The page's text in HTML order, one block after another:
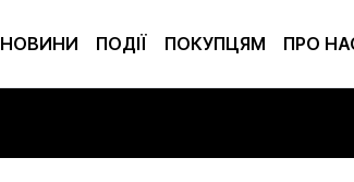
НОВИНИ ПОДІЇ ПОКУПЦЯМ ПРО